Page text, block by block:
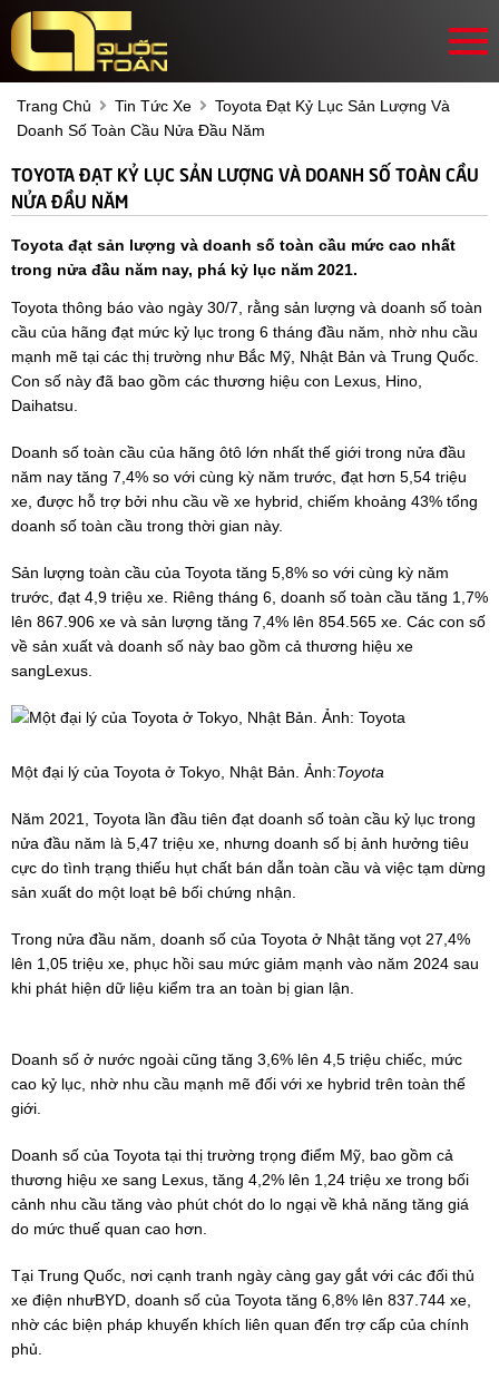
Trang Chủ Tin Tức Xe
Toyota Đạt Kỷ Lục Sản Lượng Và
Doanh Số Toàn Cầu Nửa Đầu Năm
TOYOTA ĐẠT KỶ LỤC SẢN LƯỢNG VÀ DOANH SỐ TOÀN CẦU
NỬA ĐẦU NĂM
Toyota đạt sản lượng và doanh số toàn cầu mức cao nhất
trong nửa đầu năm nay, phá kỷ lục năm 2021.
Toyota thông báo vào ngày 30/7, rằng sản lượng và doanh số toàn
cầu của hãng đạt mức kỷ lục trong 6 tháng đầu năm, nhờ nhu cầu
mạnh mẽ tại các thị trường như Bắc Mỹ, Nhật Bản và Trung Quốc.
Con số này đã bao gồm các thương hiệu con Lexus, Hino,
Daihatsu.
Doanh số toàn cầu của hãng ôtô lớn nhất thế giới trong nửa đầu
năm nay tăng 7,4% so với cùng kỳ năm trước, đạt hơn 5,54 triệu
xe, được hỗ trợ bởi nhu cầu về xe hybrid, chiếm khoảng 43% tổng
doanh số toàn cầu trong thời gian này.
Sản lượng toàn cầu của Toyota tăng 5,8% so với cùng kỳ năm
trước, đạt 4,9 triệu xe. Riêng tháng 6, doanh số toàn cầu tăng 1,7%
lên 867.906 xe và sản lượng tăng 7,4% lên 854.565 xe. Các con số
về sản xuất và doanh số này bao gồm cả thương hiệu xe
sangLexus.
Một đại lý của Toyota ở Tokyo, Nhật Bản. Ảnh:Toyota
Năm 2021, Toyota lần đầu tiên đạt doanh số toàn cầu kỷ lục trong
nửa đầu năm là 5,47 triệu xe, nhưng doanh số bị ảnh hưởng tiêu
cực do tình trạng thiếu hụt chất bán dẫn toàn cầu và việc tạm dừng
sản xuất do một loạt bê bối chứng nhận.
Trong nửa đầu năm, doanh số của Toyota ở Nhật tăng vọt 27,4%
lên 1,05 triệu xe, phục hồi sau mức giảm mạnh vào năm 2024 sau
khi phát hiện dữ liệu kiểm tra an toàn bị gian lận.
Doanh số ở nước ngoài cũng tăng 3,6% lên 4,5 triệu chiếc, mức
cao kỷ lục, nhờ nhu cầu mạnh mẽ đối với xe hybrid trên toàn thế
giới.
Doanh số của Toyota tại thị trường trọng điểm Mỹ, bao gồm cả
thương hiệu xe sang Lexus, tăng 4,2% lên 1,24 triệu xe trong bối
cảnh nhu cầu tăng vào phút chót do lo ngại về khả năng tăng giá
do mức thuế quan cao hơn.
Tại Trung Quốc, nơi cạnh tranh ngày càng gay gắt với các đối thủ
xe điện nhưBYD, doanh số của Toyota tăng 6,8% lên 837.744 xe,
nhờ các biện pháp khuyến khích liên quan đến trợ cấp của chính
phủ.